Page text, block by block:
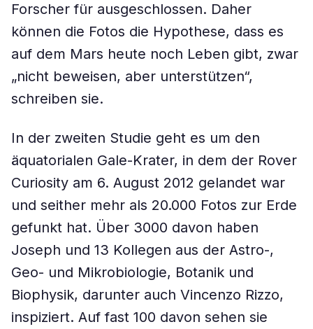
Forscher für ausgeschlossen. Daher
können die Fotos die Hypothese, dass es
auf dem Mars heute noch Leben gibt, zwar
„nicht beweisen, aber unterstützen“,
schreiben sie.
In der zweiten Studie geht es um den
äquatorialen Gale-Krater, in dem der Rover
Curiosity am 6. August 2012 gelandet war
und seither mehr als 20.000 Fotos zur Erde
gefunkt hat. Über 3000 davon haben
Joseph und 13 Kollegen aus der Astro-,
Geo- und Mikrobiologie, Botanik und
Biophysik, darunter auch Vincenzo Rizzo,
inspiziert. Auf fast 100 davon sehen sie